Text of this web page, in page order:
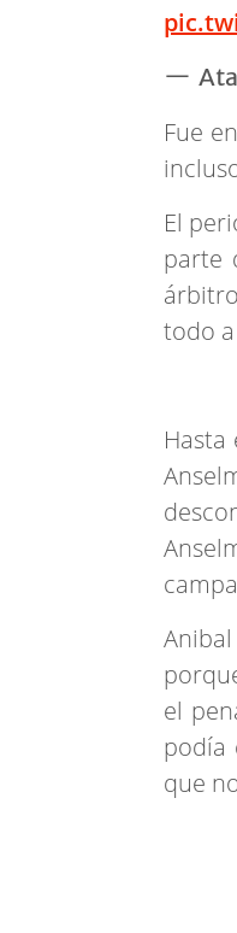
—
Fue
El
parte
todo a
el
podía
que